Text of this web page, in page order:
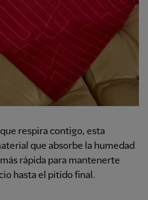
respira contigo, esta
que absorbe la humedad
rápida para mantenerte
hasta el pitido final.